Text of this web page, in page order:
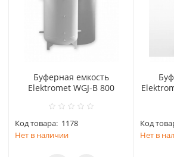
Буферная емкость
Elektromet WGJ-B 800
Код товара: 1178
Нет в наличии
Код
Нет в